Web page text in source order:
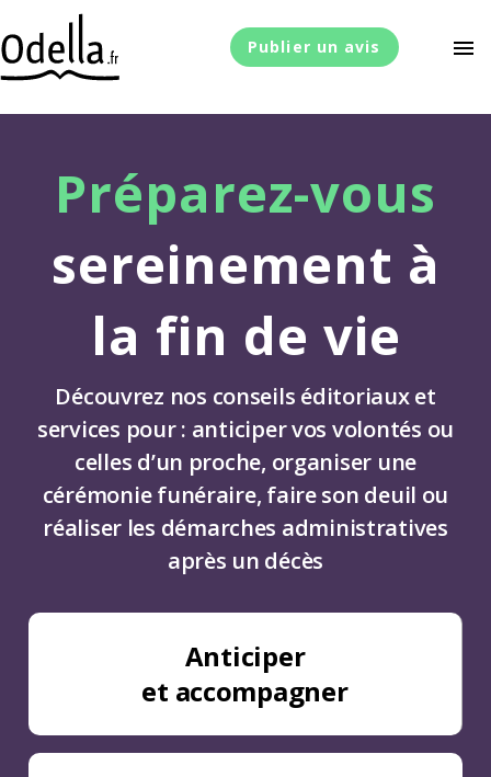
Publier un avis menu
Préparez-vous
sereinement à
la fin de vie
Découvrez nos conseils éditoriaux et
services pour : anticiper vos volontés ou
celles d’un proche, organiser une
cérémonie funéraire, faire son deuil ou
réaliser les démarches administratives
après un décès
Anticiper
et accompagner